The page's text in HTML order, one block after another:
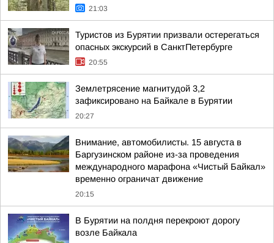
21:03
Туристов из Бурятии призвали остерегаться
опасных экскурсий в СанктПетербурге
20:55
Землетрясение магнитудой 3,2
зафиксировано на Байкале в Бурятии
20:27
Внимание, автомобилисты. 15 августа в
Баргузинском районе из-за проведения
международного марафона «Чистый Байкал»
временно ограничат движение
20:15
В Бурятии на полдня перекроют дорогу
возле Байкала